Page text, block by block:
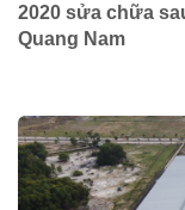
2020 sửa chữa
Quang Nam